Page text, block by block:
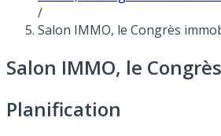
/
Salon IMMO, le Congrès
Salon IMMO, le
Planification